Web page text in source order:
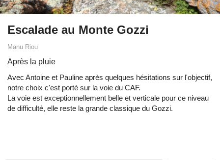
Escalade au Monte Gozzi
Manu Riou
Après la pluie
Avec Antoine et Pauline après quelques hésitations sur l'objectif,
notre choix c'est porté sur la voie du CAF.
La voie est exceptionnellement belle et verticale pour ce niveau
de difficulté, elle reste la grande classique du Gozzi.